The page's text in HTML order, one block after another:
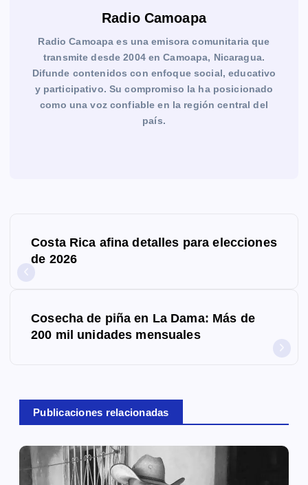
Radio Camoapa
Radio Camoapa es una emisora comunitaria que
transmite desde 2004 en Camoapa, Nicaragua.
Difunde contenidos con enfoque social, educativo
y participativo. Su compromiso la ha posicionado
como una voz confiable en la región central del
país.
ó
Costa Rica afina detalles para elecciones
de 2026
Cosecha de piña en La Dama: Más de
200 mil unidades mensuales
Publicaciones relacionadas